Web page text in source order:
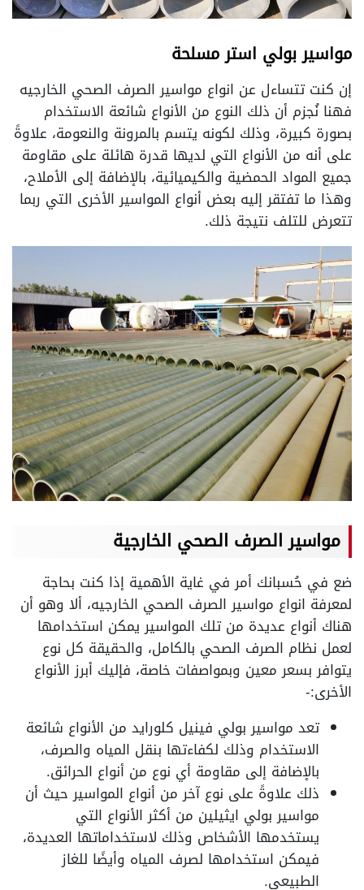
مواسير بولي استر مسلحة
إن كنت تتساءل عن انواع مواسير الصرف الصحي الخارجيه
فهنا نُجزم أن ذلك النوع من الأنواع شائعة الاستخدام
بصورة كبيرة، وذلك لكونه يتسم بالمرونة والنعومة، علاوةً
على أنه من الأنواع التي لديها قدرة هائلة على مقاومة
جميع المواد الحمضية والكيميائية، بالإضافة إلى الأملاح،
وهذا ما تفتقر إليه بعض أنواع المواسير الأخرى التي ربما
تتعرض للتلف نتيجة ذلك.
مواسير الصرف الصحي الخارجية
ضع في حُسبانك أمر في غاية الأهمية إذا كنت بحاجة
لمعرفة انواع مواسير الصرف الصحي الخارجيه، ألا وهو أن
هناك أنواع عديدة من تلك المواسير يمكن استخدامها
لعمل نظام الصرف الصحي بالكامل، والحقيقة كل نوع
يتوافر بسعر معين وبمواصفات خاصة، فإليك أبرز الأنواع
الأخرى:-
تعد مواسير بولي فينيل كلورايد من الأنواع شائعة
الاستخدام وذلك لكفاءتها بنقل المياه والصرف،
بالإضافة إلى مقاومة أي نوع من أنواع الحرائق.
ذلك علاوةً على نوع آخر من أنواع المواسير حيث أن
مواسير بولي ايثيلين من أكثر الأنواع التي
يستخدمها الأشخاص وذلك لاستخداماتها العديدة،
فيمكن استخدامها لصرف المياه وأيضًا للغاز
الطبيعي.